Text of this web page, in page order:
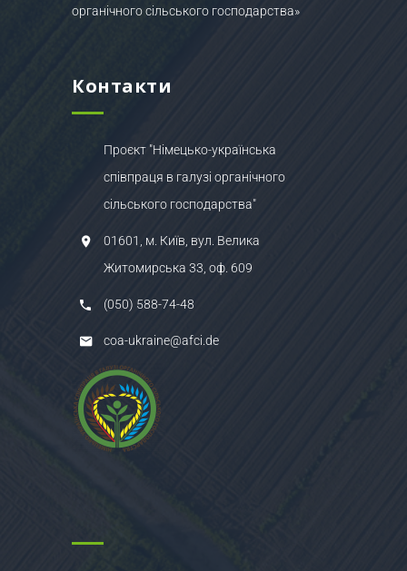
органічного сільського господарства»
Контакти
Проєкт "Німецько-українська
співпраця в галузі органічного
сільського господарства"
01601, м. Київ, вул. Велика
Житомирська 33, оф. 609
(050) 588-74-48
coa-ukraine@afci.de